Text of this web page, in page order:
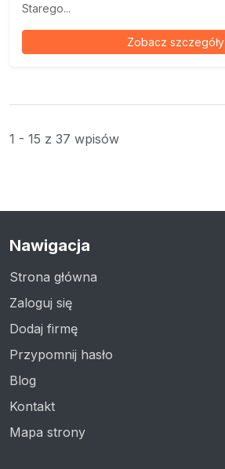
Starego...
Zobacz szczegóły
1 - 15 z 37 wpisów
Nawigacja
Strona główna
Zaloguj się
Dodaj firmę
Przypomnij hasło
Blog
Kontakt
Mapa strony